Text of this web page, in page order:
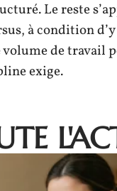
Le reste
à condition d’y
volume de travail
exige.